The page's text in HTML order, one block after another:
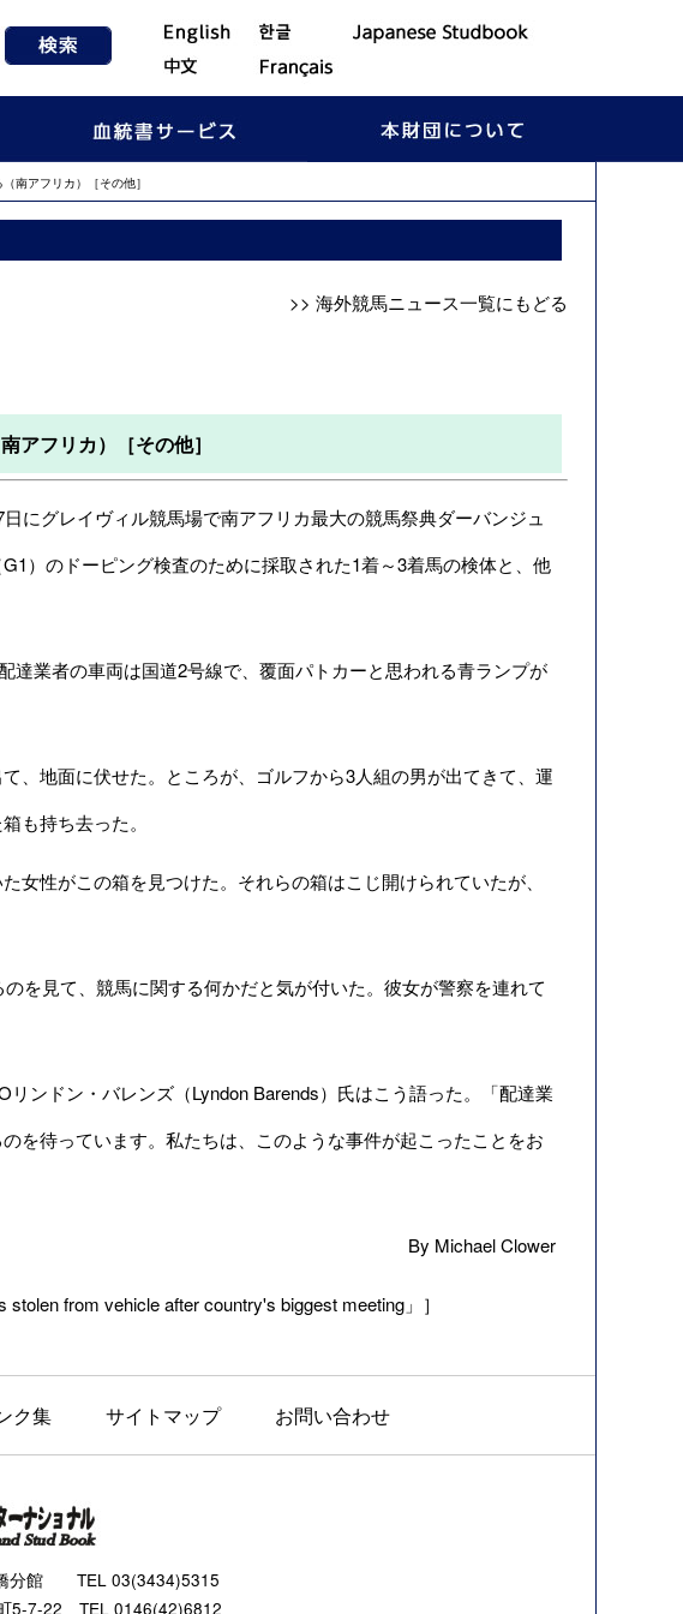
南アフリカ）［その他］
>> 海外競馬ニュース一覧にもどる
アフリカ）［その他］
にグレイヴィル競馬場で南アフリカ最大の競馬祭典ダーバンジュ
）のドーピング検査のために採取された1着～3着馬の検体と、他
業者の車両は国道2号線で、覆面パトカーと思われる青ランプが
、地面に伏せた。ところが、ゴルフから3人組の男が出てきて、運
も持ち去った。
性がこの箱を見つけた。それらの箱はこじ開けられていたが、
を見て、競馬に関する何かだと気が付いた。彼女が警察を連れて
ンドン・バレンズ（Lyndon Barends）氏はこう語った。「配達業
を待っています。私たちは、このような事件が起こったことをお
By Michael Clower
from vehicle after country's biggest meeting」］
ク集 サイトマップ お問い合わせ
分館 TEL 03(3434)5315
5-7-22 TEL 0146(42)6812